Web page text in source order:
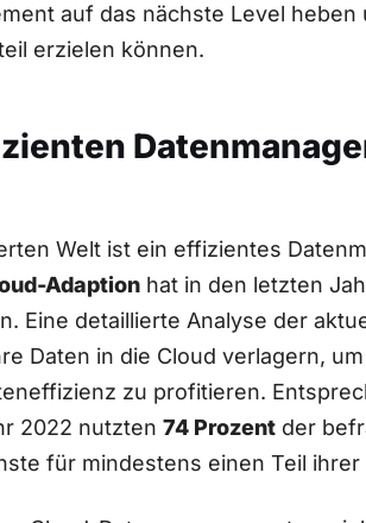
auf das nächste Level heben
erzielen können.
Welt ist ein effizientes
Adaption hat‍ in den letzten
Eine detaillierte‍ Analyse der⁣
Daten in die Cloud verlagern,
zu⁤ profitieren.
2022 ⁣nutzten 74 Prozent der
für mindestens ​einen Teil